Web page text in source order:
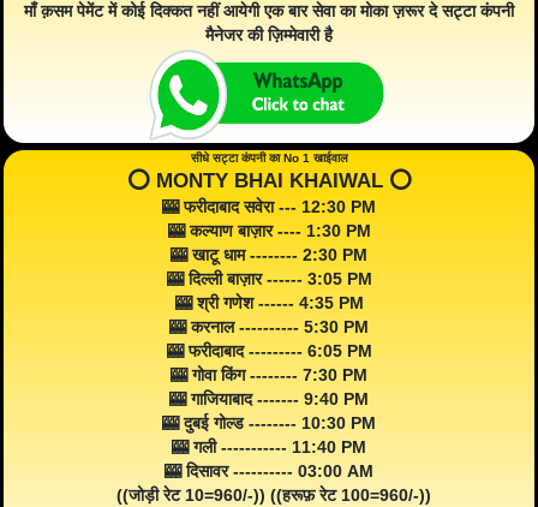
माँ क़सम पेमेंट में कोई दिक्कत नहीं आयेगी एक बार सेवा का मोका ज़रूर दे सट्टा कंपनी
मैनेजर की ज़िम्मेवारी है
सीधे सट्टा कंपनी का No 1 खाईवाल
⭕️ MONTY BHAI KHAIWAL ⭕️
🎰 फरीदाबाद सवेरा --- 12:30 PM
🎰 कल्याण बाज़ार ---- 1:30 PM
🎰 खाटू धाम -------- 2:30 PM
🎰 दिल्ली बाज़ार ------ 3:05 PM
🎰 श्री गणेश ------ 4:35 PM
🎰 करनाल ---------- 5:30 PM
🎰 फरीदाबाद --------- 6:05 PM
🎰 गोवा किंग -------- 7:30 PM
🎰 गाजियाबाद ------- 9:40 PM
🎰 दुबई गोल्ड -------- 10:30 PM
🎰 गली ----------- 11:40 PM
🎰 दिसावर ---------- 03:00 AM
((जोड़ी रेट 10=960/-)) ((हरूफ़ रेट 100=960/-))